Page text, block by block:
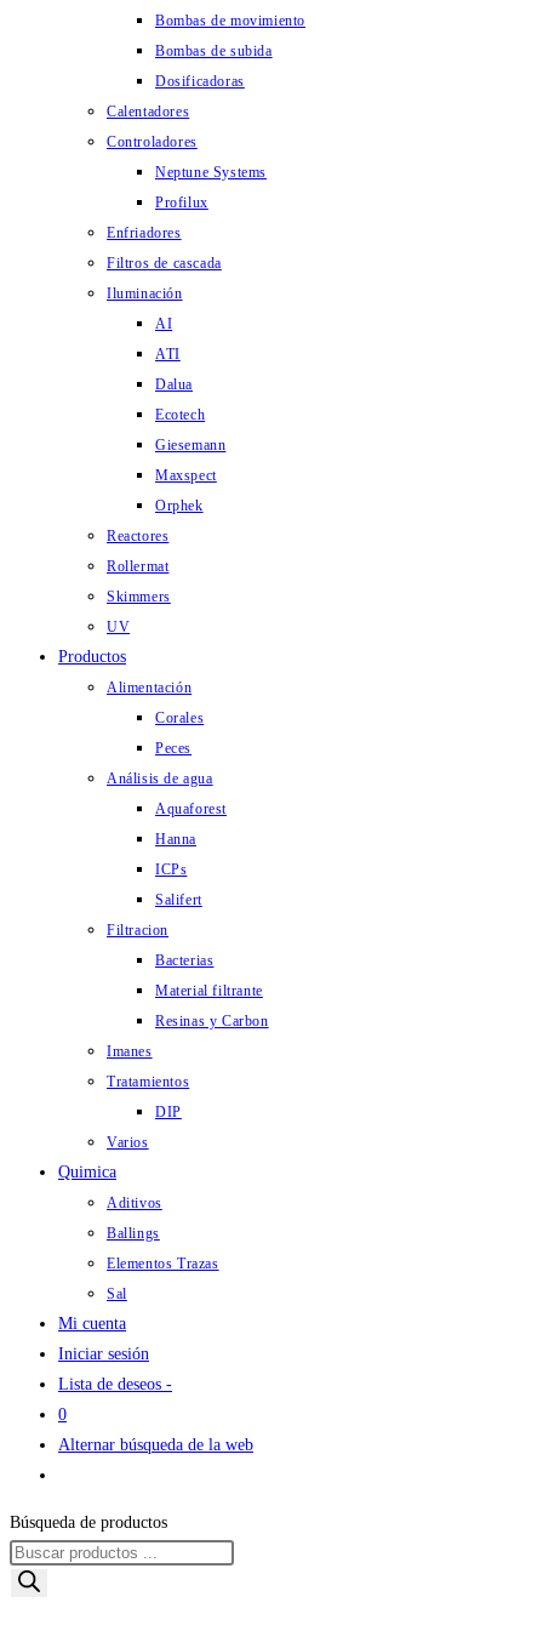
Bombas de movimiento
Bombas de subida
Dosificadoras
Calentadores
Controladores
Neptune Systems
Profilux
Enfriadores
Filtros de cascada
Iluminación
AI
ATI
Dalua
Ecotech
Giesemann
Maxspect
Orphek
Reactores
Rollermat
Skimmers
UV
Productos
Alimentación
Corales
Peces
Análisis de agua
Aquaforest
Hanna
ICPs
Salifert
Filtracion
Bacterias
Material filtrante
Resinas y Carbon
Imanes
Tratamientos
DIP
Varios
Quimica
Aditivos
Ballings
Elementos Trazas
Sal
Mi cuenta
Iniciar sesión
Lista de deseos -
0
Alternar búsqueda de la web
Búsqueda de productos